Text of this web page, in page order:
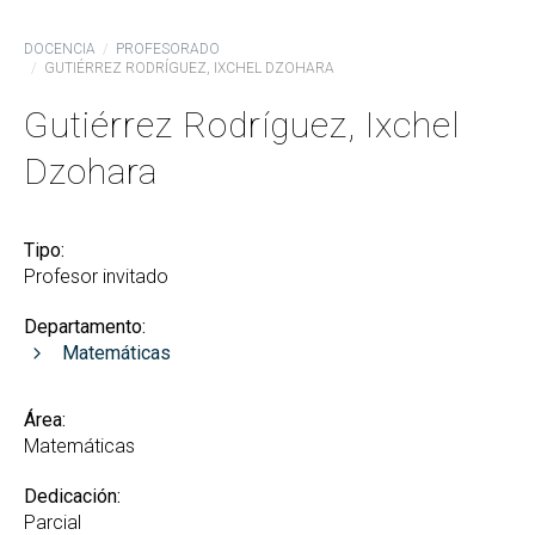
DOCENCIA
PROFESORADO
GUTIÉRREZ RODRÍGUEZ, IXCHEL DZOHARA
Gutiérrez Rodríguez, Ixchel
Dzohara
Tipo:
Profesor invitado
Departamento:
Matemáticas
Área:
Matemáticas
Dedicación:
Parcial